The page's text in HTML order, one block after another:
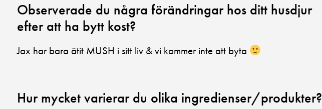
Observerade du några förändringar hos ditt husdjur
efter att ha bytt kost?
Jax har bara ätit MUSH i sitt liv & vi kommer inte att byta
Hur mycket varierar du olika ingredienser/produkter?